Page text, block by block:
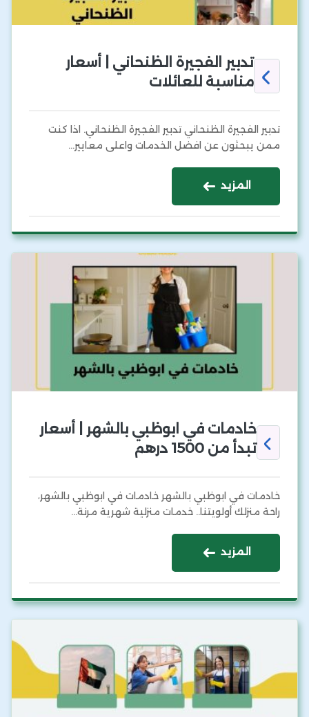
تدبير الفجيرة الظنحاني | أسعار
مناسبة للعائلات
تدبير الفجيرة الظنحاني تدبير الفجيرة الظنحاني. اذا كنت
ممن يبحثون عن افضل الخدمات واعلى معايير…
المزيد
خادمات في ابوظبي بالشهر | أسعار
تبدأ من 1500 درهم
خادمات في ابوظبي بالشهر خادمات في ابوظبي بالشهر،
راحة منزلك أولويتنا.. خدمات منزلية شهرية مرنة…
المزيد